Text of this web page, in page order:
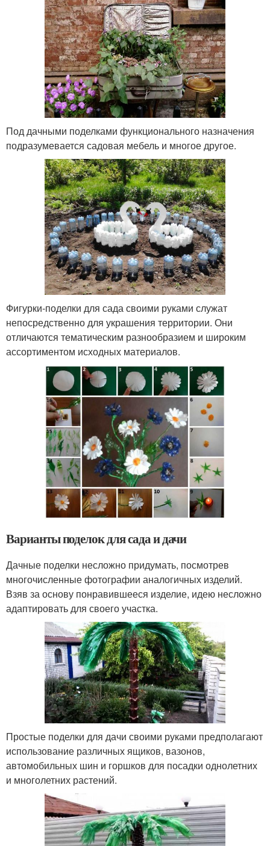
Под дачными поделками функционального назначения
подразумевается садовая мебель и многое другое.
Фигурки-поделки для сада своими руками служат
непосредственно для украшения территории. Они
отличаются тематическим разнообразием и широким
ассортиментом исходных материалов.
Варианты поделок для сада и дачи
Дачные поделки несложно придумать, посмотрев
многочисленные фотографии аналогичных изделий.
Взяв за основу понравившееся изделие, идею несложно
адаптировать для своего участка.
Простые поделки для дачи своими руками предполагают
использование различных ящиков, вазонов,
автомобильных шин и горшков для посадки однолетних
и многолетних растений.